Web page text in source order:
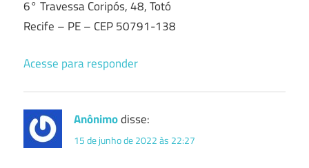
6° Travessa Coripós, 48, Totó
Recife – PE – CEP 50791-138
Acesse para responder
Anônimodisse:
15 de junho de 2022 às 22:27